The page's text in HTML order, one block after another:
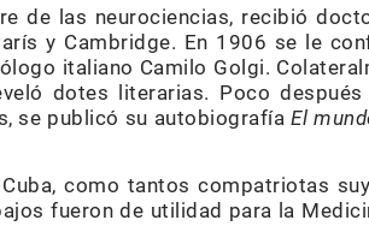
de las neurociencias, recibió
y Cambridge. En 1906 se le
italiano Camilo Golgi.
dotes literarias. Poco
se publicó su autobiografíaEl
como tantos compatriotas
fueron de utilidad para la